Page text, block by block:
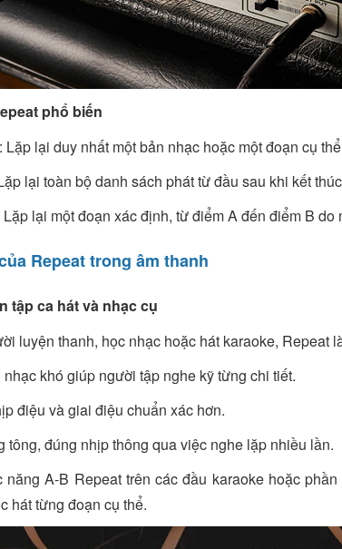
phổ biến
Lặp lại duy nhất một bản nhạc hoặc một đoạn cụ
lại toàn bộ danh sách phát từ đầu sau khi kết
lại một đoạn xác định, từ điểm A đến điểm B do
Repeat trong âm thanh
tập ca hát và nhạc cụ
luyện thanh, học nhạc hoặc hát karaoke, Repeat
khó giúp người tập nghe kỹ từng chi tiết.
điệu và giai điệu chuẩn xác hơn.
tông, đúng nhịp thông qua việc nghe lặp nhiều lần.
A-B Repeat trên các đầu karaoke hoặc
hát từng đoạn cụ thể.